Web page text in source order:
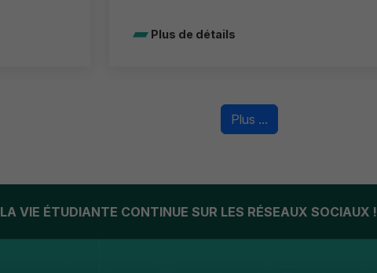
Plus de détails
Plus ...
LA VIE ÉTUDIANTE CONTINUE SUR LES RÉSEAUX SOCIAUX !